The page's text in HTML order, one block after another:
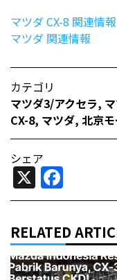
マツダ CX-8 関連情報
マツダ 関連情報
カテゴリ
マツダ3/アクセラ,
CX-8, マツダ, 北京
シェア
X
RELATED